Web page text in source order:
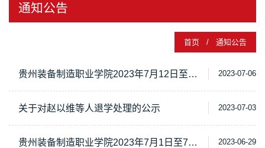
风貌
采
通知公告
首页 / 通知公告
贵州装备制造职业学院2023年7月12日至8月24日(假期）值班表 2023-07-06
关于对赵以维等人退学处理的公示 2023-07-03
贵州装备制造职业学院2023年7月1日至7月11日值班表 2023-06-29